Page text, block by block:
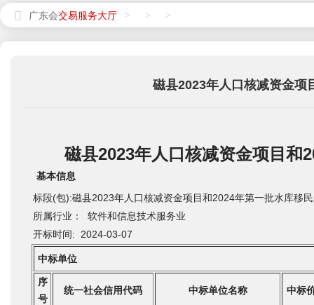
广东会 > > >
磁县2023年人口核减资金项
磁县2023年人口核减资金项目和
基本信息
标段(包):磁县2023年人口核减资金项目和2024年第一批水库移
所属行业： 软件和信息技术服务业
开标时间: 2024-03-07
中标单位
序
号
统一社会信用代码 中标单位名称 中标